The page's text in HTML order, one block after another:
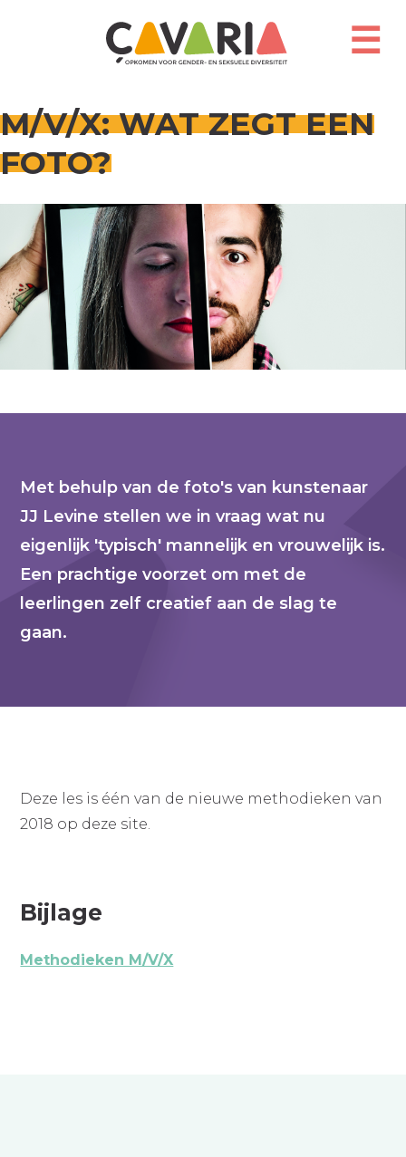
☰
M/V/X: WAT ZEGT EEN
FOTO?
Met behulp van de foto's van kunstenaar
JJ Levine stellen we in vraag wat nu
eigenlijk 'typisch' mannelijk en vrouwelijk is.
Een prachtige voorzet om met de
leerlingen zelf creatief aan de slag te
gaan.
Deze les is één van de nieuwe methodieken van
2018 op deze site.
Bijlage
Methodieken M/V/X